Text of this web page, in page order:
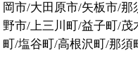
岡市/大田原市/矢板市/
野市/上三川町/益子町/
町/塩谷町/高根沢町/那須